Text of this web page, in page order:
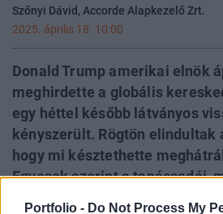
Portfolio - Do Not Process My
Szőnyi Dávid, Accorde Alapkezelő Zrt.
2025. április 18. 10:00
Donald Trump amerikai elnök
meghirdette a globális
egy héttel később látványos
kényszerült. Rögtön elindultak
hogy mi késztethette
Egyesek szerint a tanácsadói,
szerint emögött is egy